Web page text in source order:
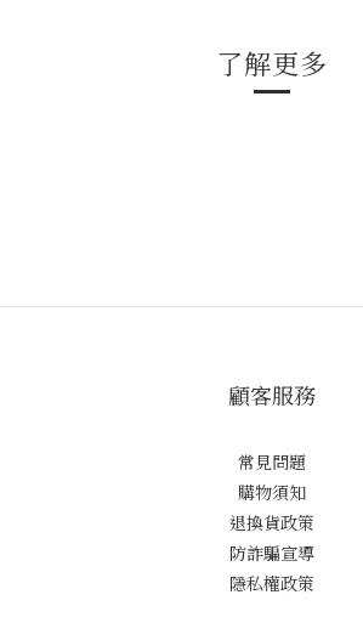
了解更多
顧客服務
常見問題
購物須知
退換貨政策
防詐騙宣導
隱私權政策